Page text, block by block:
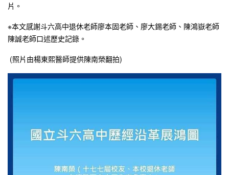
片。
※本文感謝斗六高中退休老師廖本固老師、廖大錫老師、陳鴻嶽老師
陳誠老師口述歷史記錄。
(照片由楊東熙醫師提供陳南榮翻拍)